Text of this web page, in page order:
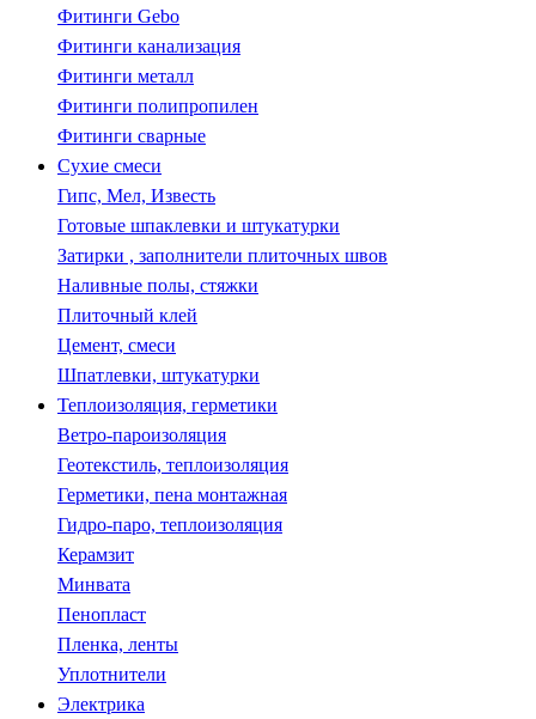
Фитинги Gebo
Фитинги канализация
Фитинги металл
Фитинги полипропилен
Фитинги сварные
Сухие смеси
Гипс, Мел, Известь
Готовые шпаклевки и штукатурки
Затирки , заполнители плиточных швов
Наливные полы, стяжки
Плиточный клей
Цемент, смеси
Шпатлевки, штукатурки
Теплоизоляция, герметики
Ветро-пароизоляция
Геотекстиль, теплоизоляция
Герметики, пена монтажная
Гидро-паро, теплоизоляция
Керамзит
Минвата
Пенопласт
Пленка, ленты
Уплотнители
Электрика